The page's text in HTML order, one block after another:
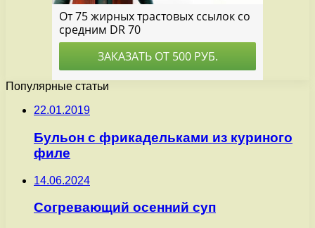
Популярные статьи
22.01.2019
Бульон с фрикадельками из куриного
филе
14.06.2024
Согревающий осенний суп